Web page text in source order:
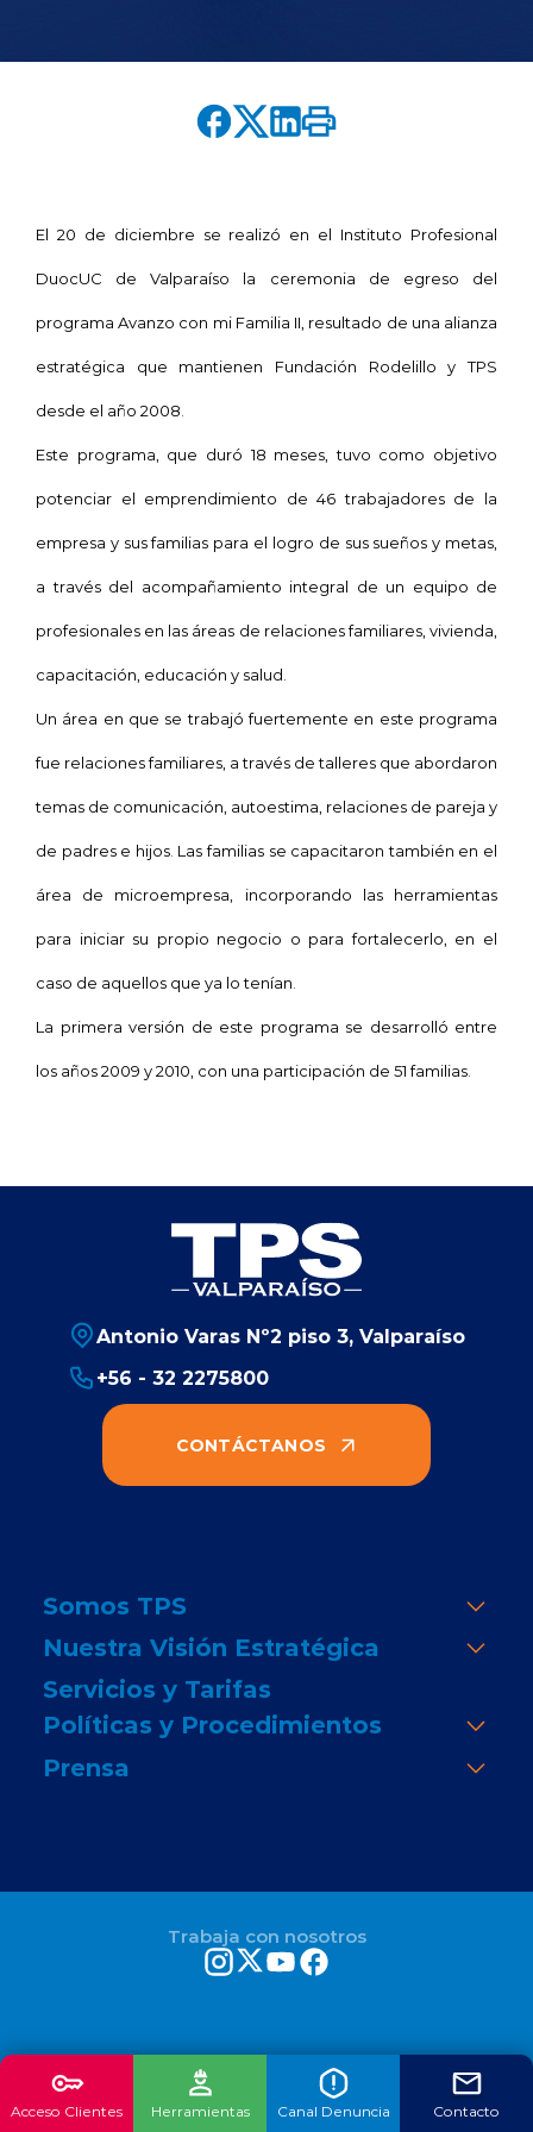
El 20 de diciembre se realizó en el Instituto Profesional
DuocUC de Valparaíso la ceremonia de egreso del
programa Avanzo con mi Familia II, resultado de una alianza
estratégica que mantienen Fundación Rodelillo y TPS
desde el año 2008.
Este programa, que duró 18 meses, tuvo como objetivo
potenciar el emprendimiento de 46 trabajadores de la
empresa y sus familias para el logro de sus sueños y metas,
a través del acompañamiento integral de un equipo de
profesionales en las áreas de relaciones familiares, vivienda,
capacitación, educación y salud.
Un área en que se trabajó fuertemente en este programa
fue relaciones familiares, a través de talleres que abordaron
temas de comunicación, autoestima, relaciones de pareja y
de padres e hijos. Las familias se capacitaron también en el
área de microempresa, incorporando las herramientas
para iniciar su propio negocio o para fortalecerlo, en el
caso de aquellos que ya lo tenían.
La primera versión de este programa se desarrolló entre
los años 2009 y 2010, con una participación de 51 familias.
Antonio Varas Nº2 piso 3, Valparaíso
+56 - 32 2275800
CONTÁCTANOS
Somos TPS
Nuestra Visión Estratégica
Servicios y Tarifas
Políticas y Procedimientos
Prensa
Trabaja con nosotros
Acceso Clientes Herramientas Canal Denuncia Contacto